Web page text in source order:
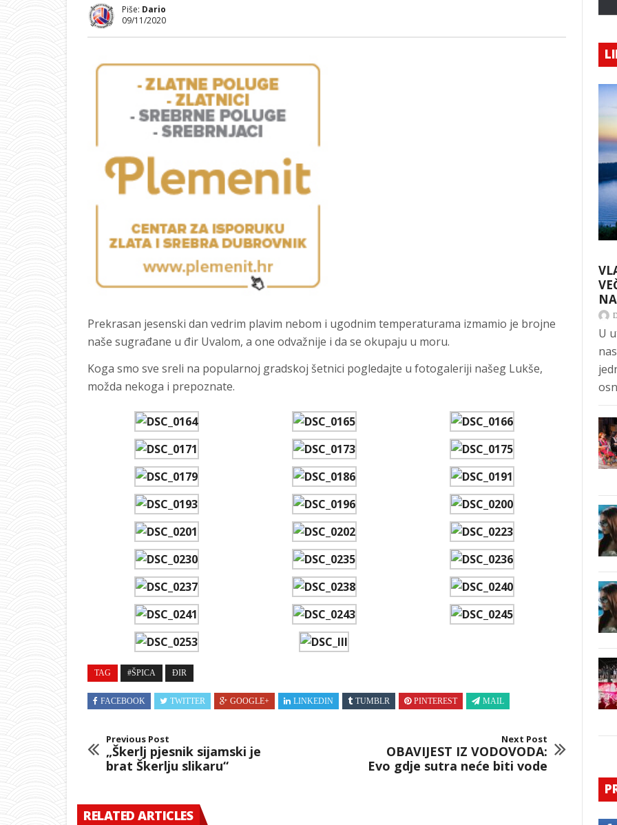
Piše: Dario
09/11/2020
Prekrasan jesenski dan vedrim plavim nebom i ugodnim temperaturama izmamio je brojne
naše sugrađane u đir Uvalom, a one odvažnije i da se okupaju u moru.
Koga smo sve sreli na popularnoj gradskoj šetnici pogledajte u fotogaleriji našeg Lukše,
možda nekoga i prepoznate.
TAG #ŠPICA ĐIR
FACEBOOK TWITTER GOOGLE+ LINKEDIN TUMBLR PINTEREST MAIL
Previous Post
„Škerlj pjesnik sijamski je
brat Škerlju slikaru“
Next Post
OBAVIJEST IZ VODOVODA:
Evo gdje sutra neće biti vode
RELATED ARTICLES
U